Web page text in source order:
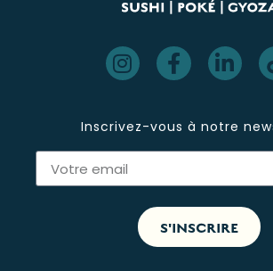
Inscrivez-vous à notre
S'INSCRIRE